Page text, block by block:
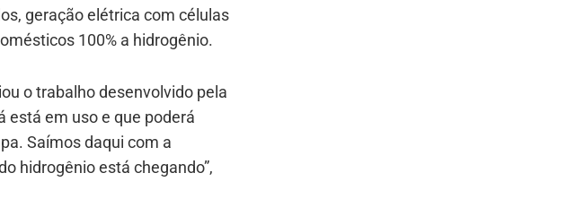
geração elétrica com células
100% a hidrogênio.
o trabalho desenvolvido pela
está em uso e que poderá
Saímos daqui com a
hidrogênio está chegando”,